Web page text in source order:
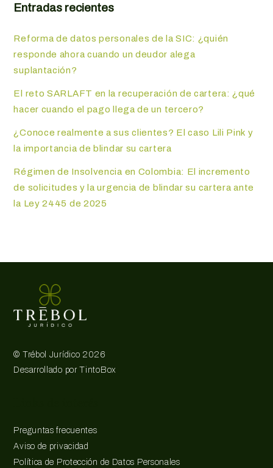
Entradas recientes
Reforma de datos personales de la SIC: ¿quién
responde ahora cuando un deudor alega
suplantación?
El reto SARLAFT en la recuperación de cartera: ¿qué
hacer cuando el pago llega de un tercero?
¿Conoce realmente a sus clientes? El caso Lili Pink y
la importancia de blindar su cartera
Régimen de Insolvencia en Colombia: El incremento
de solicitudes y la urgencia de blindar su cartera ante
la Ley 2445 de 2025
© Trébol Jurídico 2026
Desarrollado porTintoBox
Preguntas frecuentes
Aviso de privacidad
Política de Protección de Datos Personales